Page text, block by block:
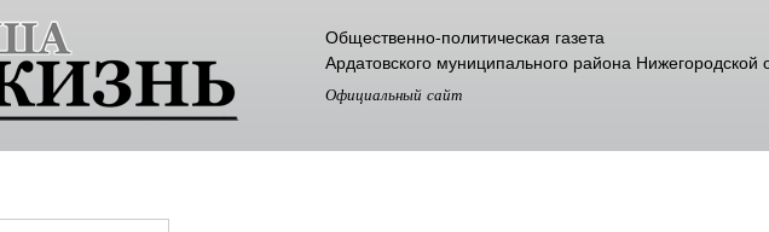
основному
содержанию
Общественно-политическая газета
Ардатовского муниципального района Нижегородской
Официальный сайт